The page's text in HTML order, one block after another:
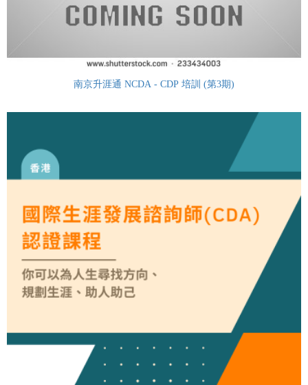
南京升涯通 NCDA - CDP 培訓 (第3期)